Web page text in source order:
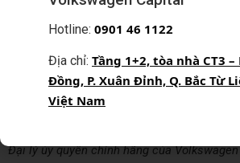
bỏ lỡ cơ hội nhận các dịch vụ chuẩn quốc
trên khi muốn sửa chữa và bảo dưỡng xe
Đại lý ủy quyền chính hãng của
Hotline: 0901 46 1122
Địa chỉ: Tầng 1+2, tòa nhà CT3 –
Đồng, P. Xuân Đỉnh, Q. Bắc Từ
Việt Nam